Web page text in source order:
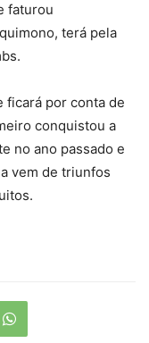
faturou
terá pela
ficará por conta de
conquistou a
no ano passado e
vem de triunfos